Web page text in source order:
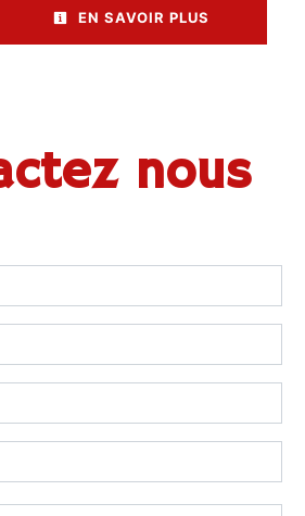
EN SAVOIR PLUS
nous